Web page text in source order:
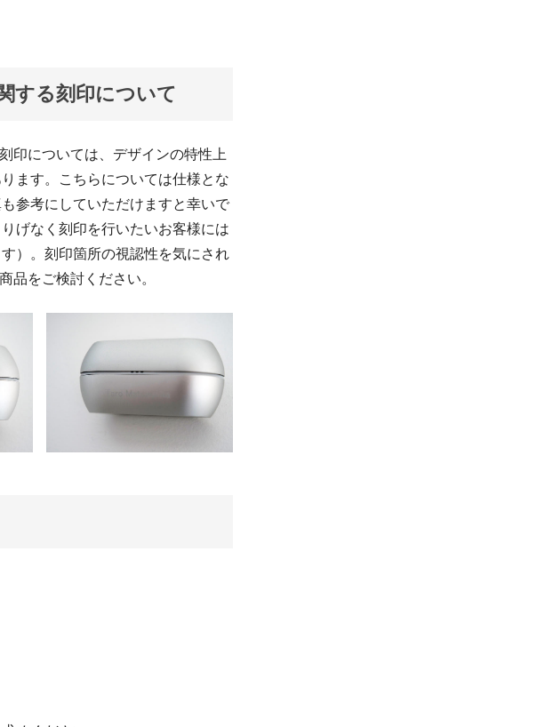
する刻印について
印については、デザインの特性上
ます。こちらについては仕様とな
参考にしていただけますと幸いで
げなく刻印を行いたいお客様には
）。刻印箇所の視認性を気にされ
品をご検討ください。